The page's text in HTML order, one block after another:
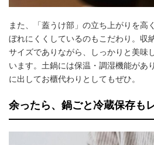
また、「蓋うけ部」の立ち上がりを高
ぼれにくくしているのもこだわり。収
サイズでありながら、しっかりと美味
います。土鍋には保温・調湿機能があ
に出してお櫃代わりとしてもぜひ。
余ったら、鍋ごと冷蔵保存も